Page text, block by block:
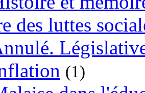
des luttes
(1)